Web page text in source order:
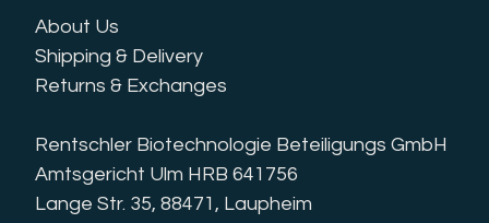
About Us
Shipping & Delivery
Returns & Exchanges
Rentschler Biotechnologie Beteiligungs GmbH
Amtsgericht Ulm HRB 641756
Lange Str. 35, 88471, Laupheim